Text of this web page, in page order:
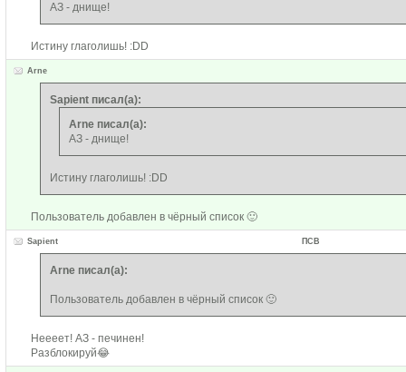
АЗ - днище!
Истину глаголишь! :DD
Arne
Sapient писал(а):
Arne писал(а):
АЗ - днище!
Истину глаголишь! :DD
Пользователь добавлен в чёрный список 🙂
Sapient ПСВ
Arne писал(а):
Пользователь добавлен в чёрный список 🙂
Неееет! АЗ - печинен!
Разблокируй😂